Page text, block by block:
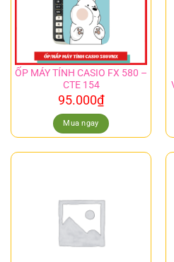
ỐP MÁY TÍNH CASIO FX 580 –
CTE 154
95.000₫
Mua ngay